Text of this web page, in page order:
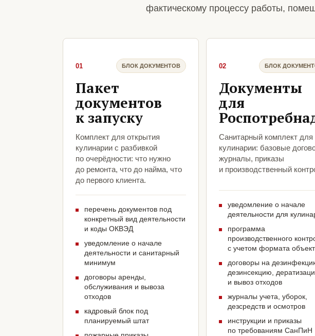
фактическому процессу работы,
01 БЛОК ДОКУМЕНТОВ
Пакет
документов
к запуску
Комплект для открытия
кулинарии с разбивкой
по очерёдности: что нужно
до ремонта, что до найма, что
до первого клиента.
перечень документов под
конкретный вид деятельности
и коды ОКВЭД
уведомление о начале
деятельности и санитарный
минимум
договоры аренды,
обслуживания и вывоза
отходов
кадровый блок под
планируемый штат
02 БЛОК
Документы
для
Санитарный комплект для
кулинарии: базовые
журналы, приказы
и производственный
уведомление о начале
деятельности для
программа
производственного
с учетом формата
договоры на
дезинсекцию,
и вывоз отходов
журналы учета, уборок,
дезсредств и осмотров
инструкции и приказы
по требованиям СанПиН